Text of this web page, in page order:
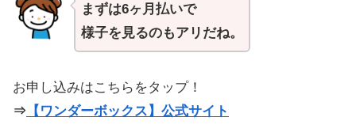
まずは6ヶ月払いで
様子を見るのもアリだね。
お申し込みはこちらをタップ！
⇒ 【ワンダーボックス】公式サイト